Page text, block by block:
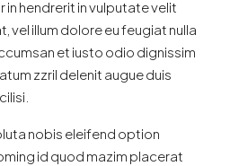
in hendrerit in vulputate velit
vel illum dolore eu feugiat nulla
et iusto odio dignissim
zzril delenit augue duis
nobis eleifend option
id quod mazim placerat